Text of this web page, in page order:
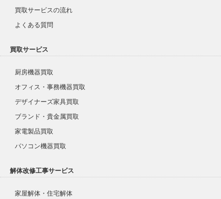
買取サービスの流れ
よくある質問
買取サービス
厨房機器買取
オフィス・事務機器買取
デザイナーズ家具買取
ブランド・貴金属買取
家電製品買取
パソコン機器買取
解体改修工事サービス
家屋解体・住宅解体